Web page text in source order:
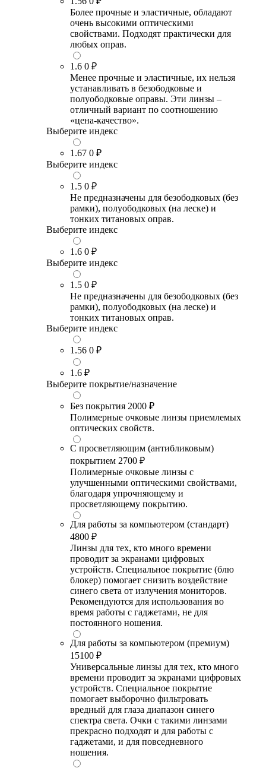
Более прочные и эластичные, обладают
очень высокими оптическими
свойствами. Подходят практически для
любых оправ.
1.6 0 ₽
Менее прочные и эластичные, их нельзя
устанавливать в безободковые и
полуободковые оправы. Эти линзы –
отличный вариант по соотношению
«цена-качество».
Выберите индекс
1.67 0 ₽
Выберите индекс
1.5 0 ₽
Не предназначены для безободковых (без
рамки), полуободковых (на леске) и
тонких титановых оправ.
Выберите индекс
1.6 0 ₽
Выберите индекс
1.5 0 ₽
Не предназначены для безободковых (без
рамки), полуободковых (на леске) и
тонких титановых оправ.
Выберите индекс
1.56 0 ₽
1.6 ₽
Выберите покрытие/назначение
Без покрытия 2000 ₽
Полимерные очковые линзы приемлемых
оптических свойств.
С просветляющим (антибликовым)
покрытием 2700 ₽
Полимерные очковые линзы с
улучшенными оптическими свойствами,
благодаря упрочняющему и
просветляющему покрытию.
Для работы за компьютером (стандарт)
4800 ₽
Линзы для тех, кто много времени
проводит за экранами цифровых
устройств. Специальное покрытие (блю
блокер) помогает снизить воздействие
синего света от излучения мониторов.
Рекомендуются для использования во
время работы с гаджетами, не для
постоянного ношения.
Для работы за компьютером (премиум)
15100 ₽
Универсальные линзы для тех, кто много
времени проводит за экранами цифровых
устройств. Специальное покрытие
помогает выборочно фильтровать
вредный для глаза диапазон синего
спектра света. Очки с такими линзами
прекрасно подходят и для работы с
гаджетами, и для повседневного
ношения.